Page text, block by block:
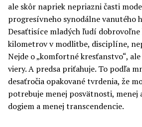
ale skôr napriek nepriazni časti
progresívneho synodálne vanutého
Desaťtisíce mladých ľudí dobrovoľne
kilometrov v modlitbe, disciplíne,
Nejde o „komfortné kresťanstvo“,
viery. A predsa priťahuje. To podľa
desaťročia opakované tvrdenia, že
potrebuje menej posvätnosti, menej
dogiem a menej transcendencie.